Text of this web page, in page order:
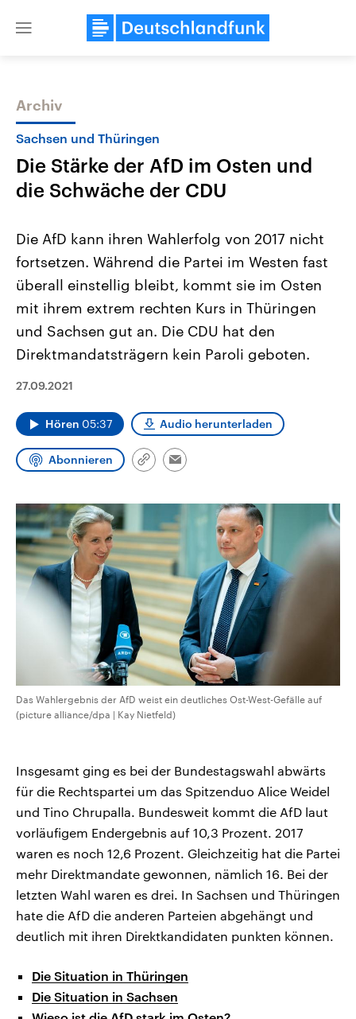
Close
Themen
USA
Aktuelle Beiträge, Analysen und
Hintergründe
Wirtschaftlich und militärisch
gehören die Vereinigten Staaten zu
den mächtigsten Ländern der Erde,
mit großem Einfluss auf das
aktuelle Weltgeschehen.
Nahostkonflikt
Aktuelle Lage und
Der Überfall der
Terrororganisation Hamas
Oktober 2023 auf Israel
Region wieder die Gewalt
Israel möchte die Hamas
Diese wird wie die
Archiv
Sachsen und Thüringen
Die Stärke der AfD im Osten und
die Schwäche der CDU
Die AfD kann ihren Wahlerfolg von 2017 nicht
fortsetzen. Während die Partei im Westen fast
überall einstellig bleibt, kommt sie im Osten
mit ihrem extrem rechten Kurs in Thüringen
und Sachsen gut an. Die CDU hat den
Direktmandatsträgern kein Paroli geboten.
27.09.2021
Hören 05:37 Audio herunterladen
Abonnieren
Link
Email
Das Wahlergebnis der AfD weist ein deutliches Ost-West-Gefälle auf
(picture alliance/dpa | Kay Nietfeld)
Insgesamt ging es bei der Bundestagswahl abwärts
für die Rechtspartei um das Spitzenduo Alice Weidel
und Tino Chrupalla. Bundesweit kommt die AfD laut
vorläufigem Endergebnis auf 10,3 Prozent. 2017
waren es noch 12,6 Prozent. Gleichzeitig hat die Partei
mehr Direktmandate gewonnen, nämlich 16. Bei der
letzten Wahl waren es drei. In Sachsen und Thüringen
hate die AfD die anderen Parteien abgehängt und
deutlich mit ihren Direktkandidaten punkten können.
Die Situation in Thüringen
Die Situation in Sachsen